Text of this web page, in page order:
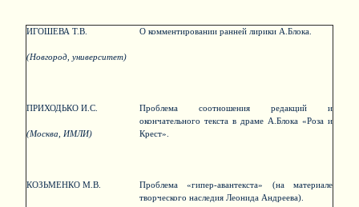
ИГОШЕВА Т.В.
(Новгород, университет)
О комментировании ранней лирики А.Блока.
ПРИХОДЬКО И.С.
(Москва, ИМЛИ)
Проблема соотношения редакций и
окончательного текста в драме А.Блока «Роза и
Крест».
КОЗЬМЕНКО М.В.
Проблема «гипер-авантекста» (на материале
творческого наследия Леонида Андреева).